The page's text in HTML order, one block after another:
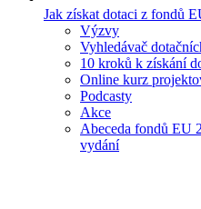
Jak získat dotaci z fondů
Výzvy
Vyhledávač
10 kroků k získání
Online kurz
Podcasty
Akce
Abeceda fondů EU
vydání